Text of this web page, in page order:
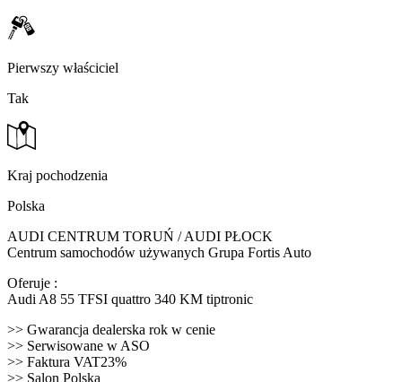
Pierwszy właściciel
Tak
Kraj pochodzenia
Polska
AUDI CENTRUM TORUŃ / AUDI PŁOCK
Centrum samochodów używanych Grupa Fortis Auto
Oferuje :
Audi A8 55 TFSI quattro 340 KM tiptronic
>> Gwarancja dealerska rok w cenie
>> Serwisowane w ASO
>> Faktura VAT23%
>> Salon Polska